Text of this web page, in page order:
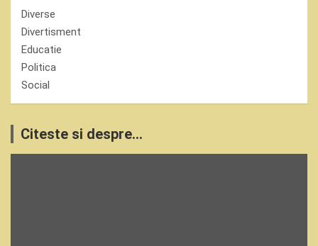
Diverse
Divertisment
Educatie
Politica
Social
Citeste si despre...